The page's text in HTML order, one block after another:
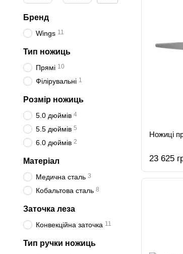
Ножиці
23 625
Бренд
Wings 11
Тип ножиць
Прямі 10
Філірувальні 1
Розмір ножиць
5.0 дюймів 4
5.5 дюймів 5
6.0 дюймів 2
Матеріал
Медична сталь 3
Кобальтова сталь 8
Заточка леза
Конвекційна заточка 11
Тип ручки ножиць